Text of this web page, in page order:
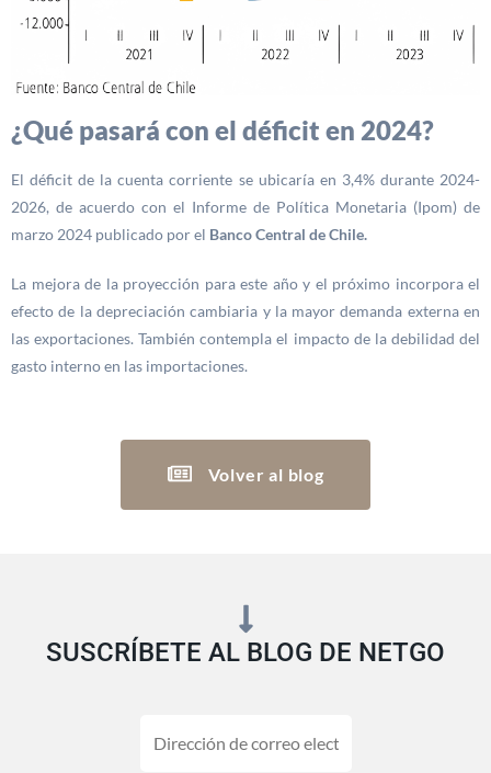
¿Qué pasará con el déficit en 2024?
El déficit de la cuenta corriente se ubicaría en 3,4% durante 2024-
2026, de acuerdo con el Informe de Política Monetaria (Ipom) de
marzo 2024 publicado por el Banco Central de Chile.
La mejora de la proyección para este año y el próximo incorpora el
efecto de la depreciación cambiaria y la mayor demanda externa en
las exportaciones. También contempla el impacto de la debilidad del
gasto interno en las importaciones.
Volver al blog
SUSCRÍBETE AL BLOG DE NETGO